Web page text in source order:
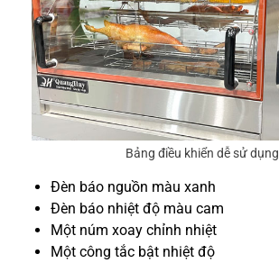
Bảng điều khiển dễ sử dụng
Đèn báo nguồn màu xanh
Đèn báo nhiệt độ màu cam
Một núm xoay chỉnh nhiệt
Một công tắc bật nhiệt độ